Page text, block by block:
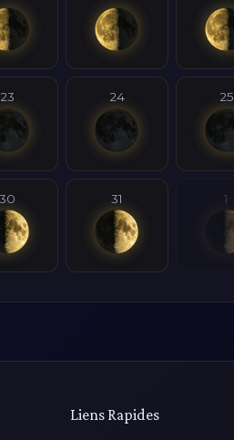
23 24 25
30 31 1
Liens Rapides